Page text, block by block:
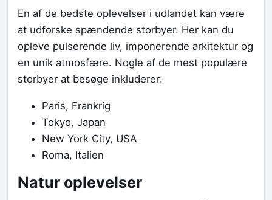
En af de bedste oplevelser i udlandet kan være
at udforske spændende storbyer. Her kan du
opleve pulserende liv, imponerende arkitektur og
en unik atmosfære. Nogle af de mest populære
storbyer at besøge inkluderer:
Paris, Frankrig
Tokyo, Japan
New York City, USA
Roma, Italien
Natur oplevelser